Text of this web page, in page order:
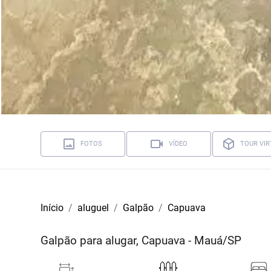
FOTOS VÍDEO TOUR
Início aluguel Galpão Capuava
Galpão para alugar, Capuava - Mauá/SP